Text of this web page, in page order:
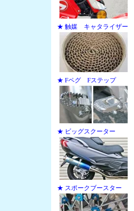
★ 触媒 キャタライザー
★ Fペグ Fステップ
★ ビッグスクーター
★ スポークブースター